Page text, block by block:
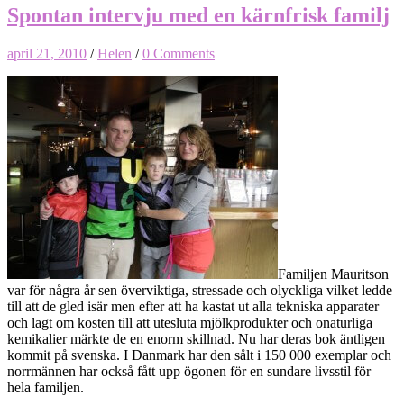
Spontan intervju med en kärnfrisk familj
april 21, 2010 /Helen /0 Comments
Familjen Mauritson
var för några år sen överviktiga, stressade och olyckliga vilket ledde
till att de gled isär men efter att ha kastat ut alla tekniska apparater
och lagt om kosten till att utesluta mjölkprodukter och onaturliga
kemikalier märkte de en enorm skillnad. Nu har deras bok äntligen
kommit på svenska. I Danmark har den sålt i 150 000 exemplar och
norrmännen har också fått upp ögonen för en sundare livsstil för
hela familjen.